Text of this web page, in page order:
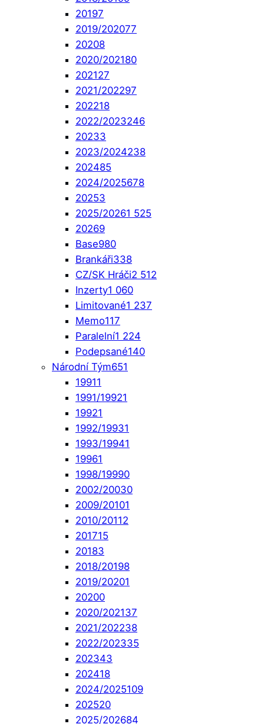
20197
2019/202077
20208
2020/202180
202127
2021/202297
202218
2022/2023246
20233
2023/2024238
202485
2024/2025678
20253
2025/20261 525
20269
Base980
Brankáři338
CZ/SK Hráči2 512
Inzerty1 060
Limitované1 237
Memo117
Paralelní1 224
Podepsané140
Národní Tým651
19911
1991/19921
19921
1992/19931
1993/19941
19961
1998/19990
2002/20030
2009/20101
2010/20112
201715
20183
2018/20198
2019/20201
20200
2020/202137
2021/202238
2022/202335
202343
202418
2024/2025109
202520
2025/202684